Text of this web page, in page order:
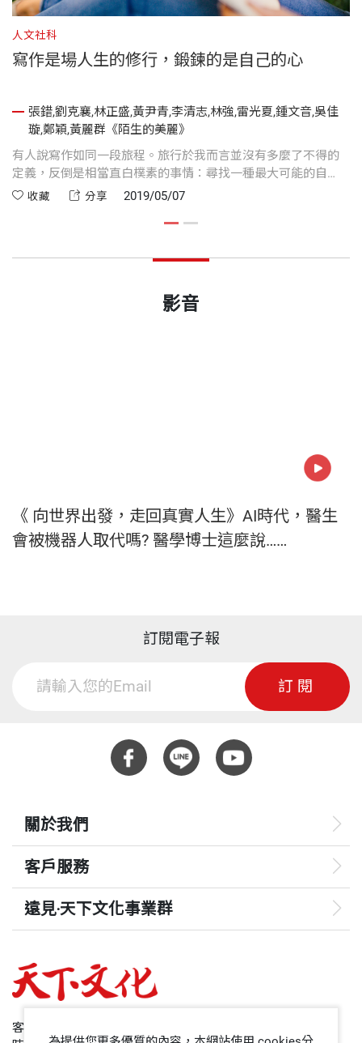
人文社科
寫作是場人生的修行，鍛鍊的是自己的心
張錯,劉克襄,林正盛,黃尹青,李清志,林強,雷光夏,鍾文音,吳佳
璇,鄭穎,黃麗群《陌生的美麗》
有人說寫作如同一段旅程。旅行於我而言並沒有多麼了不得的
定義，反倒是相當直白樸素的事情：尋找一種最大可能的自
由。收藏 分享 2019/05/07
影音
《 向世界出發，走回真實人生》AI時代，醫生
會被機器人取代嗎? 醫學博士這麼說……
訂閱電子報
訂閱
關於我們
客戶服務
遠見‧天下文化事業群
哈佛商業評論
客服專線：+886 2 2662-0012